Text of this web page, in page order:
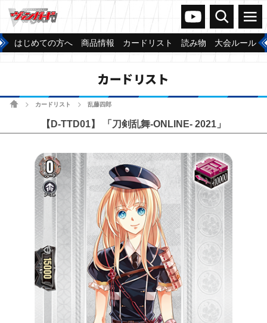
ヴァンガードch
検索 メニュー
はじめての方へ 商品情報 カードリスト 読み物 大会ルール
カードリスト
ホームカードリスト 乱藤四郎
【D-TTD01】 「刀剣乱舞-ONLINE- 2021」